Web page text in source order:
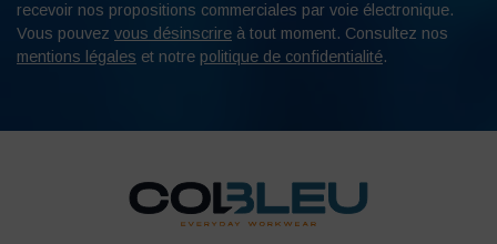
recevoir nos propositions commerciales par voie électronique.
Vous pouvez vous désinscrire à tout moment. Consultez nos
mentions légales et notre politique de confidentialité.